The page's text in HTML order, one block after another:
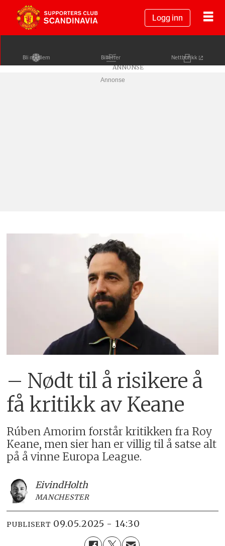
Logg inn
Bli medlem Billetter Nettbutikk
Annonse
– Nødt til å risikere å
få kritikk av Keane
Rúben Amorim forstår kritikken fra Roy
Keane, men sier han er villig til å satse alt
på å vinne Europa League.
EivindHolth
MANCHESTER
PUBLISERT 09.05.2025 - 14:30